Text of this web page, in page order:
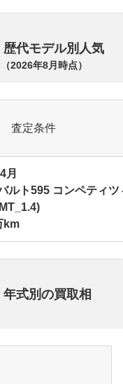
代モデル別人気
（2026年8月 時点）
査定条件
月
ルト595 コンペティツ
km
式別の買取相